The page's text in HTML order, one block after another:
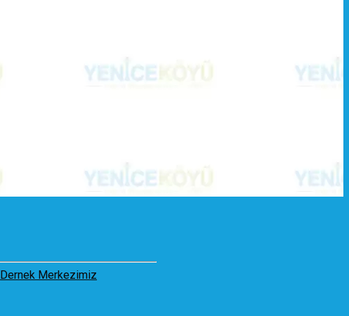
Dernek Merkezimiz